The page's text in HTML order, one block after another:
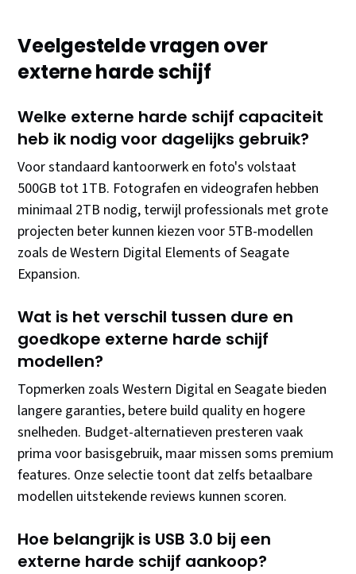
Veelgestelde vragen over
externe harde schijf
Welke externe harde schijf capaciteit
heb ik nodig voor dagelijks gebruik?
Voor standaard kantoorwerk en foto's volstaat
500GB tot 1TB. Fotografen en videografen hebben
minimaal 2TB nodig, terwijl professionals met grote
projecten beter kunnen kiezen voor 5TB-modellen
zoals de Western Digital Elements of Seagate
Expansion.
Wat is het verschil tussen dure en
goedkope externe harde schijf
modellen?
Topmerken zoals Western Digital en Seagate bieden
langere garanties, betere build quality en hogere
snelheden. Budget-alternatieven presteren vaak
prima voor basisgebruik, maar missen soms premium
features. Onze selectie toont dat zelfs betaalbare
modellen uitstekende reviews kunnen scoren.
Hoe belangrijk is USB 3.0 bij een
externe harde schijf aankoop?